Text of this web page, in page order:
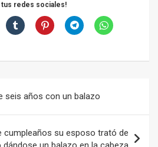
tus redes sociales!
seis años con un balazo
cumpleaños su esposo trató de